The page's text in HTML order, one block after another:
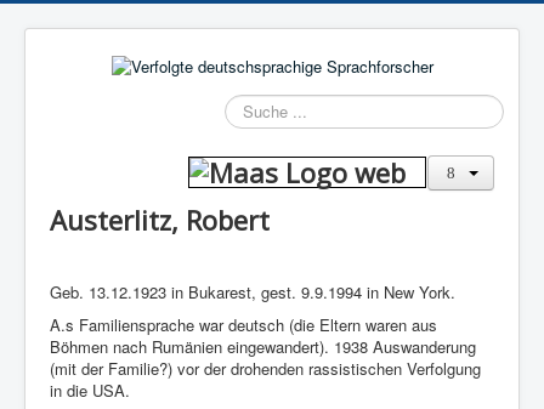
Suchen
Austerlitz, Robert
Geb. 13.12.1923 in Bukarest, gest. 9.9.1994 in New York.
A.s Familiensprache war deutsch (die Eltern waren aus
Böhmen nach Rumänien eingewandert). 1938 Auswanderung
(mit der Familie?) vor der drohenden rassistischen Verfolgung
in die USA.